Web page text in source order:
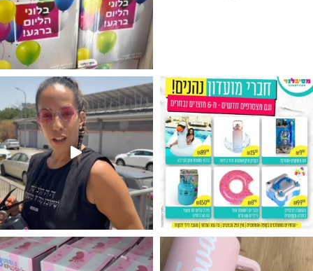
מין העובר רק במסיבלנד !! קיים
מטף לגילוי מין העובר חזר למלא